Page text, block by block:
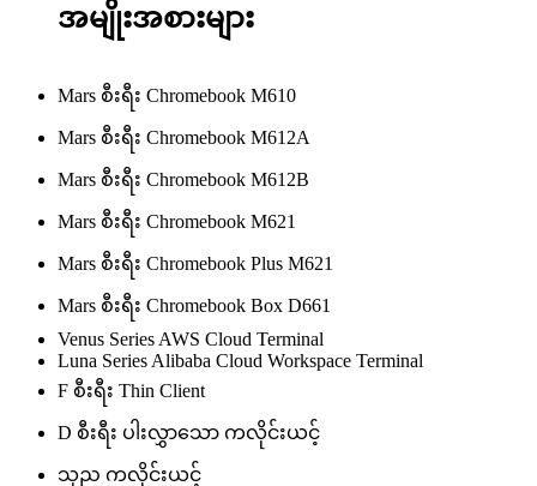
အမျိုးအစားများ
Mars စီးရီး Chromebook M610
Mars စီးရီး Chromebook M612A
Mars စီးရီး Chromebook M612B
Mars စီးရီး Chromebook M621
Mars စီးရီး Chromebook Plus M621
Mars စီးရီး Chromebook Box D661
Venus Series AWS Cloud Terminal
Luna Series Alibaba Cloud Workspace Terminal
F စီးရီး Thin Client
D စီးရီး ပါးလွှာသော ကလိုင်းယင့်
သုည ကလိုင်းယင့်